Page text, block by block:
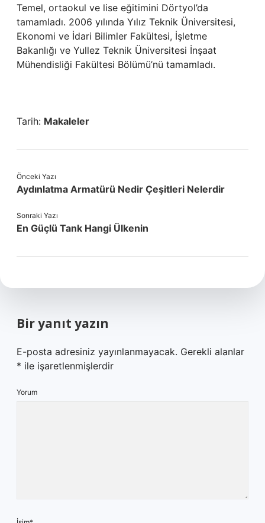
Temel, ortaokul ve lise eğitimini Dörtyol’da
tamamladı. 2006 yılında Yılız Teknik Üniversitesi,
Ekonomi ve İdari Bilimler Fakültesi, İşletme
Bakanlığı ve Yullez Teknik Üniversitesi İnşaat
Mühendisliği Fakültesi Bölümü’nü tamamladı.
Tarih: Makaleler
Önceki Yazı
Aydınlatma Armatürü Nedir Çeşitleri Nelerdir
Sonraki Yazı
En Güçlü Tank Hangi Ülkenin
Bir yanıt yazın
E-posta adresiniz yayınlanmayacak. Gerekli alanlar
* ile işaretlenmişlerdir
Yorum